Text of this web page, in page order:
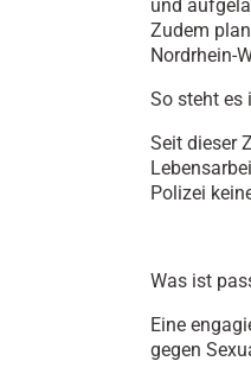
und
Zudem
Nordrhein-
So steht es
Seit dieser
Polizei
Was ist
Eine
gegen